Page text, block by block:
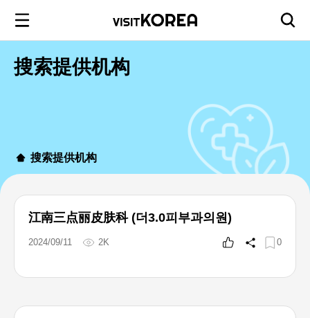
搜索提供机构
搜索提供机构
江南三点丽皮肤科 (더3.0피부과의원)
2024/09/11 2K 0